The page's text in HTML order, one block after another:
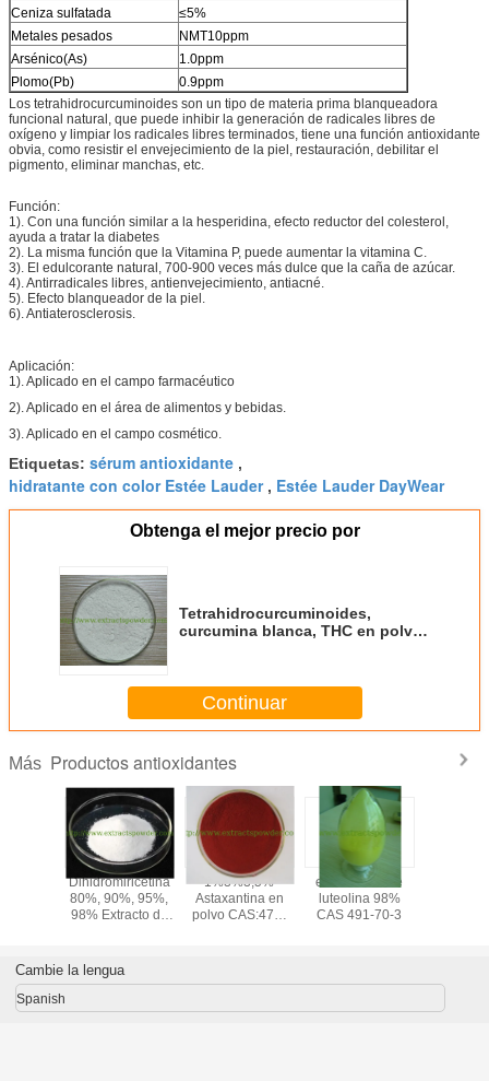
Ceniza sulfatada
≤5%
Metales pesados
NMT10ppm
Arsénico(As)
1.0ppm
Plomo(Pb)
0.9ppm
Los tetrahidrocurcuminoides son un tipo de materia prima blanqueadora
funcional natural, que puede inhibir la generación de radicales libres de
oxígeno y limpiar los radicales libres terminados, tiene una función antioxidante
obvia, como resistir el envejecimiento de la piel, restauración, debilitar el
pigmento, eliminar manchas, etc.
Función:
1). Con una función similar a la hesperidina, efecto reductor del colesterol,
ayuda a tratar la diabetes
2). La misma función que la Vitamina P, puede aumentar la vitamina C.
3). El edulcorante natural, 700-900 veces más dulce que la caña de azúcar.
4). Antirradicales libres, antienvejecimiento, antiacné.
5). Efecto blanqueador de la piel.
6). Antiaterosclerosis.
Aplicación:
1). Aplicado en el campo farmacéutico
2). Aplicado en el área de alimentos y bebidas.
3). Aplicado en el campo cosmético.
Etiquetas: sérum antioxidante ,
hidratante con color Estée Lauder, Estée Lauder DayWear
Obtenga el mejor precio por
Tetrahidrocurcuminoides,
curcumina blanca, THC en polvo
Continuar
Más Productos antioxidantes
Dihidromiricetina
80%, 90%, 95%,
98% Extracto de
1%3%3,5%
Astaxantina en
polvo CAS:472-
el antioxidante
luteolina 98%
CAS 491-70-3
Cambie la lengua
Spanish